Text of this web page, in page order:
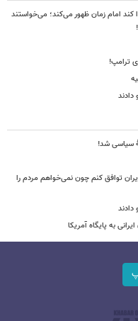
کند امام زمان ظهور می‌کند؛ می‌خواستند
ترامپ!
دادند
سیاسی شد!
توافق کنم چون نمی‌خواهم مردم را
دادند
به پایگاه آمریکا